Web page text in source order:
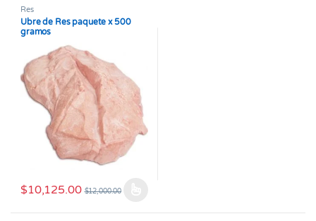
Res
Ubre de Res paquete x 500
gramos
$10,125.00 $12,000.00
Este producto tiene múltiples variantes. Las opciones se